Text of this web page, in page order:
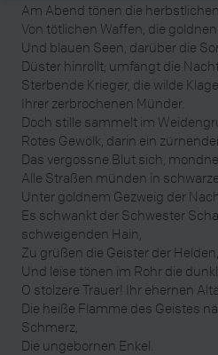
Am Abend tönen die
Von tötlichen Waffen, die
Und blauen Seen, darüber die
Düster hinrollt; umfängt die
Sterbende Krieger, die wilde Klage
Ihrer zerbrochenen Münder.
Doch stille sammelt im
Rotes Gewölk, darin ein
Das vergossne Blut sich,
Alle Straßen münden in
Unter goldnem Gezweig der
Es schwankt der Schwester
schweigenden Hain,
Zu grüßen die Geister der
Und leise tönen im Rohr die
O stolzere Trauer! Ihr ehernen
Die heiße Flamme des Geistes
Schmerz,
Die ungebornen Enkel.